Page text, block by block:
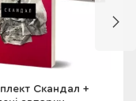
Скандал +